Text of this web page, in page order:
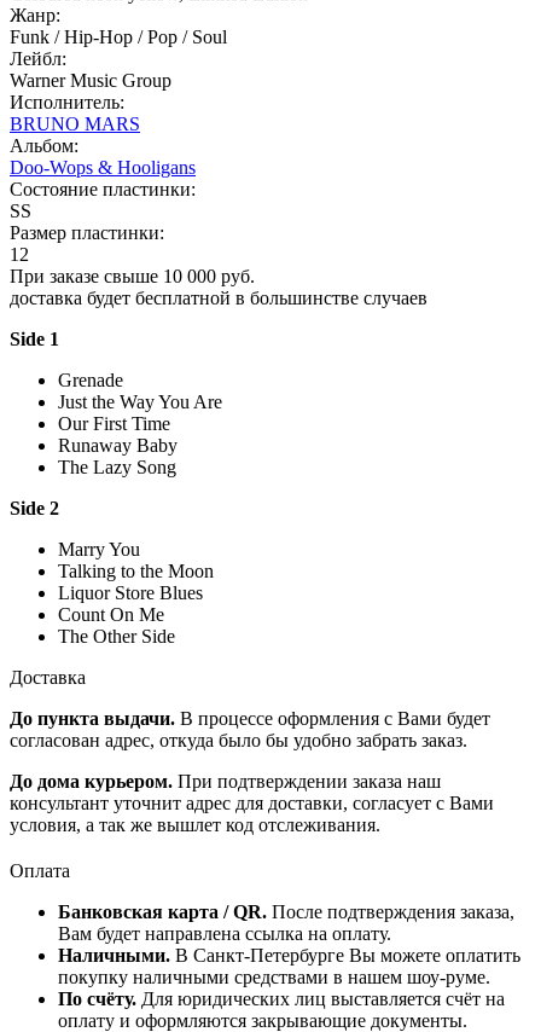
Жанр:
Funk / Hip-Hop / Pop / Soul
Лейбл:
Warner Music Group
Исполнитель:
BRUNO MARS
Альбом:
Doo-Wops & Hooligans
Состояние пластинки:
SS
Размер пластинки:
12
При заказе свыше 10 000 руб.
доставка будет бесплатной в большинстве случаев
Side 1
Grenade
Just the Way You Are
Our First Time
Runaway Baby
The Lazy Song
Side 2
Marry You
Talking to the Moon
Liquor Store Blues
Count On Me
The Other Side
Доставка
До пункта выдачи. В процессе оформления с Вами будет
согласован адрес, откуда было бы удобно забрать заказ.
До дома курьером. При подтверждении заказа наш
консультант уточнит адрес для доставки, согласует с Вами
условия, а так же вышлет код отслеживания.
Оплата
Банковская карта / QR. После подтверждения заказа,
Вам будет направлена ссылка на оплату.
Наличными. В Санкт-Петербурге Вы можете оплатить
покупку наличными средствами в нашем шоу-руме.
По счёту. Для юридических лиц выставляется счёт на
оплату и оформляются закрывающие документы.